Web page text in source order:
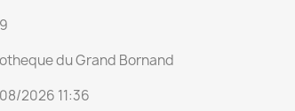
du Grand Bornand
2026 11:36